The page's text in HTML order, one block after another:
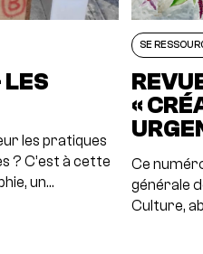
LES
les pratiques
? C’est à cette
un…
SE
«
Ce
générale
Culture,